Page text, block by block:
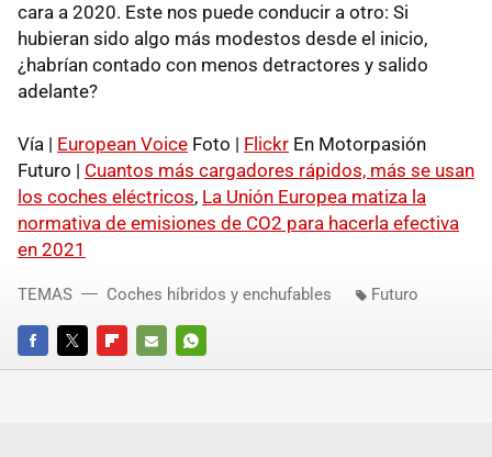
cara a 2020. Este nos puede conducir a otro: Si
hubieran sido algo más modestos desde el inicio,
¿habrían contado con menos detractores y salido
adelante?
Vía | European Voice Foto | Flickr En Motorpasión
Futuro | Cuantos más cargadores rápidos, más se usan
los coches eléctricos, La Unión Europea matiza la
normativa de emisiones de CO2 para hacerla efectiva
en 2021
FACEBOOKTWITTERFLIPBOARD
E-
WHATSAPP
TEMAS Coches híbridos y enchufables Futuro